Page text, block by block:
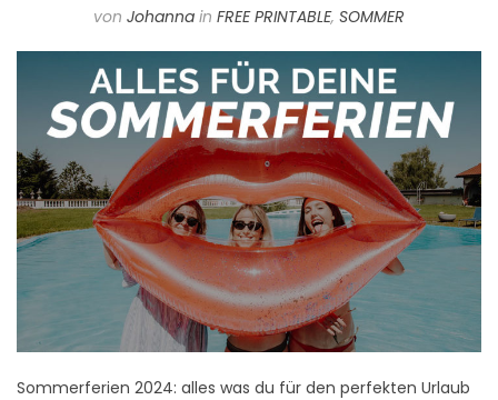
von Johanna in FREE PRINTABLE, SOMMER
Sommerferien 2024: alles was du für den perfekten Urlaub